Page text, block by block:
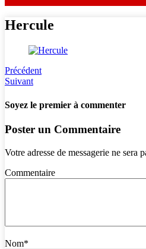
Hercule
Précédent
Suivant
Soyez le premier à commenter
Poster un Commentaire
Votre adresse de messagerie ne sera
Commentaire
Nom*